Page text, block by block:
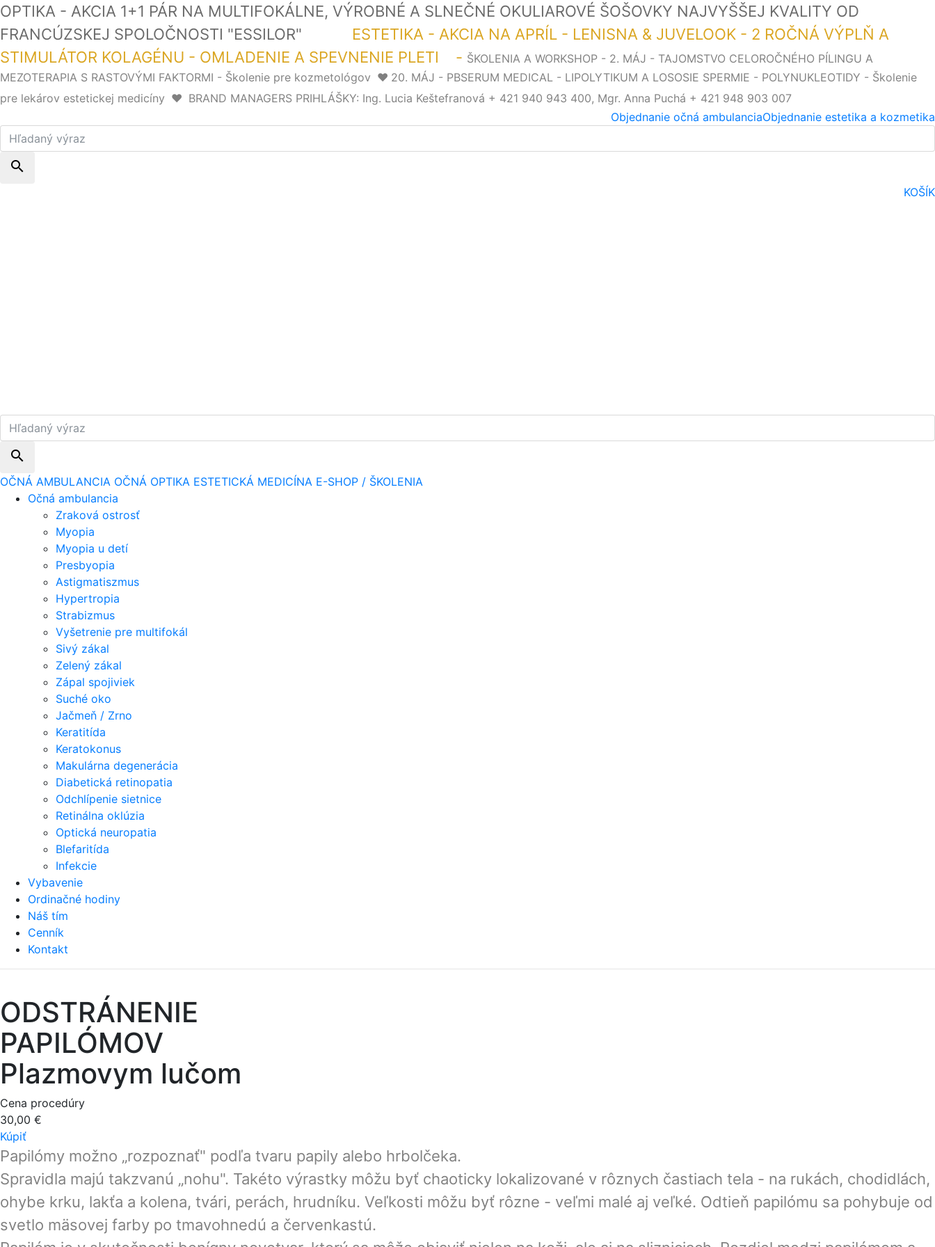
OPTIKA - AKCIA 1+1 PÁR NA MULTIFOKÁLNE, VÝROBNÉ A SLNEČNÉ OKULIAROVÉ ŠOŠOVKY NAJVYŠŠEJ KVALITY OD
FRANCÚZSKEJ SPOLOČNOSTI "ESSILOR" ESTETIKA - AKCIA NA APRÍL - LENISNA & JUVELOOK - 2 ROČNÁ VÝPLŇ A
STIMULÁTOR KOLAGÉNU - OMLADENIE A SPEVNENIE PLETI - ŠKOLENIA A WORKSHOP - 2. MÁJ - TAJOMSTVO CELOROČNÉHO PÍLINGU A
MEZOTERAPIA S RASTOVÝMI FAKTORMI - Školenie pre kozmetológov ❤️ 20. MÁJ - PBSERUM MEDICAL - LIPOLYTIKUM A LOSOSIE SPERMIE - POLYNUKLEOTIDY - Školenie
pre lekárov estetickej medicíny ❤️ BRAND MANAGERS PRIHLÁŠKY: Ing. Lucia Keštefranová + 421 940 943 400, Mgr. Anna Puchá + 421 948 903 007
Objednanie estetika a kozmetika
Objednanie očná ambulancia
search
KOŠÍK
search
OČNÁ AMBULANCIA OČNÁ OPTIKA ESTETICKÁ MEDICÍNA E-SHOP / ŠKOLENIA
Očná ambulancia
Zraková ostrosť
Myopia
Myopia u detí
Presbyopia
Astigmatiszmus
Hypertropia
Strabizmus
Vyšetrenie pre multifokál
Sivý zákal
Zelený zákal
Zápal spojiviek
Suché oko
Jačmeň / Zrno
Keratitída
Keratokonus
Makulárna degenerácia
Diabetická retinopatia
Odchlípenie sietnice
Retinálna oklúzia
Optická neuropatia
Blefaritída
Infekcie
Vybavenie
Ordinačné hodiny
Náš tím
Cenník
Kontakt
ODSTRÁNENIE
PAPILÓMOV
Plazmovym lučom
Cena procedúry
30,00 €
Kúpiť
Papilómy možno „rozpoznať" podľa tvaru papily alebo hrbolčeka.
Spravidla majú takzvanú „nohu". Takéto výrastky môžu byť chaoticky lokalizované v rôznych častiach tela - na rukách, chodidlách,
ohybe krku, lakťa a kolena, tvári, perách, hrudníku. Veľkosti môžu byť rôzne - veľmi malé aj veľké. Odtieň papilómu sa pohybuje od
svetlo mäsovej farby po tmavohnedú a červenkastú.